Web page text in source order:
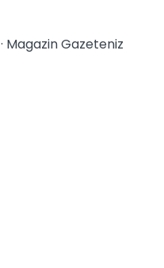
· Magazin Gazeteniz